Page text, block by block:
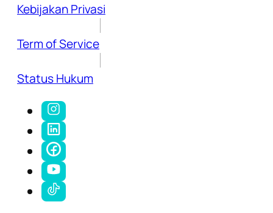
Kebijakan Privasi
Term of Service
Status Hukum